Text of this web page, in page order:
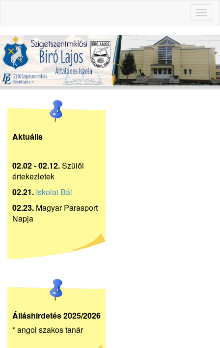
Aktuális
02.02 - 02.12.Szülői
értekezletek
02.21. Iskolai Bál
02.23. Magyar Parasport
Napja
Álláshirdetés 2025/2026
* angol szakos tanár